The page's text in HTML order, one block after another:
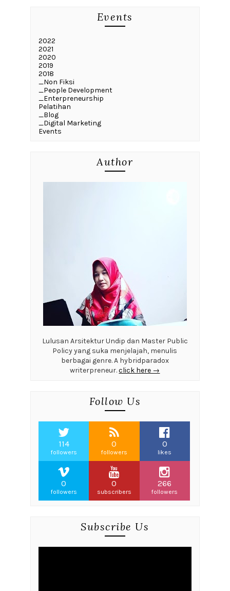
Events
2022
2021
2020
2019
2018
_Non Fiksi
_People Development
_Enterpreneurship
Pelatihan
_Blog
_Digital Marketing
Events
Author
Lulusan Arsitektur Undip dan Master Public
Policy yang suka menjelajah, menulis
berbagai genre. A hybridparadox
writerpreneur.click here →
Follow Us
114
followers
0
followers
0
likes
0
followers
0
subscribers
266
followers
Subscribe Us